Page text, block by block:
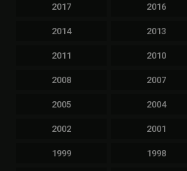
2017 2016
2014 2013
2011 2010
2008 2007
2005 2004
2002 2001
1999 1998